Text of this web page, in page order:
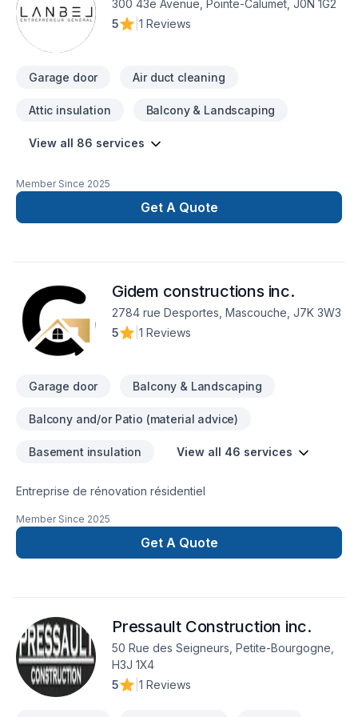
300 43e Avenue, Pointe-Calumet, J0N 1G2
5
1 Reviews
Garage door Air duct cleaning
Attic insulation Balcony & Landscaping
View all 86 services
Member Since 2025
Get A Quote
Gidem constructions inc.
2784 rue Desportes, Mascouche, J7K 3W3
5
1 Reviews
Garage door Balcony & Landscaping
Balcony and/or Patio (material advice)
Basement insulation View all 46 services
Entreprise de rénovation résidentiel
Member Since 2025
Get A Quote
Pressault Construction inc.
50 Rue des Seigneurs, Petite-Bourgogne,
H3J 1X4
5
1 Reviews